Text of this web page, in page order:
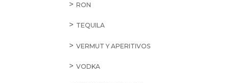
RON
TEQUILA
VERMUT Y APERITIVOS
VODKA